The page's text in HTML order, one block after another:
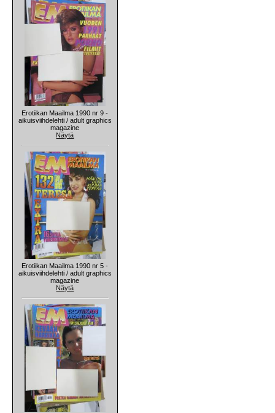
Erotiikan Maailma 1990 nr 9 -
aikuisviihdelehti / adult graphics
magazine
Näytä
Erotiikan Maailma 1990 nr 5 -
aikuisviihdelehti / adult graphics
magazine
Näytä